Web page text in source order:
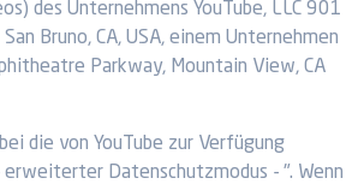
des Unternehmens YouTube, LLC 901
Bruno, CA, USA, einem Unternehmen
Parkway, Mountain View, CA
die von YouTube zur Verfügung
Datenschutzmodus - ". Wenn